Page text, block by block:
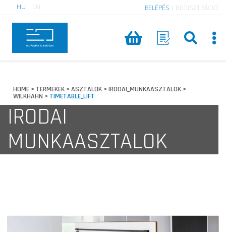
HU EN BELÉPÉS REGISZTRÁCIÓ
HOME > TERMEKEK >ASZTALOK >IRODAI_MUNKAASZTALOK >
WILKHAHN > TIMETABLE_LIFT
IRODAI
MUNKAASZTALOK